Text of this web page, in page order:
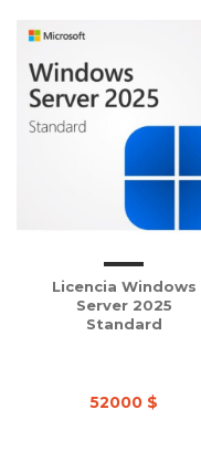
Licencia Windows
Server 2025
Standard
52000 $